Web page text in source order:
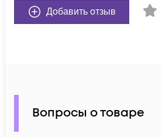
Добавить отзыв
Вопросы о товаре